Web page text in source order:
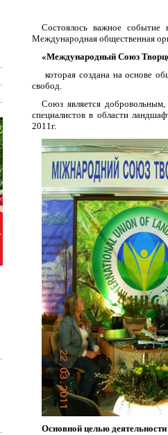
Состоялось важное событие
Международная общественная
«Международный Союз
которая создана на основе
свобод.
Союз является
специалистов в области
2011г.
Основной целью